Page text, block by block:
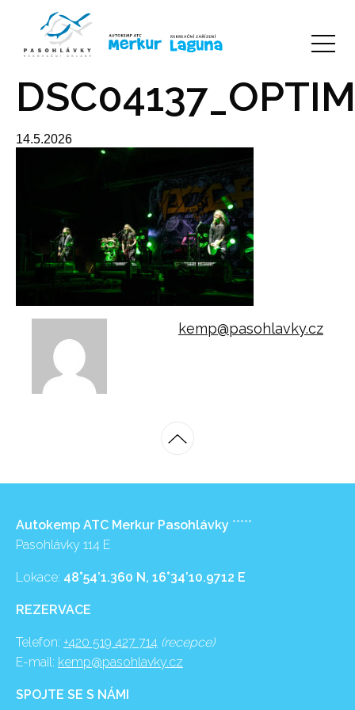
14.5.2026
kemp@pasohlavky.cz
Autokemp ATC Merkur Pasohlávky *****
Pasohlávky 114 E
Lokace: 48°54’1.360 N, 16°34’10.9712 E
REZERVACE
Telefon: +420 519 427 714 (recepce)
E-mail: kemp@pasohlavky.cz
SPOJTE SE S NÁMI